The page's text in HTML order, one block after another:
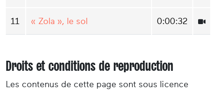
11 « Zola », le sol 0:00:32
Droits et conditions de reproduction
Les contenus de cette page sont sous licence